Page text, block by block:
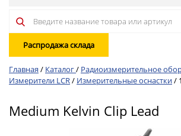
Распродажа склада
Главная / Каталог/ Радиоизмерительное
Измерители LCR/ Измерительные оснастки/
Medium Kelvin Clip Lead